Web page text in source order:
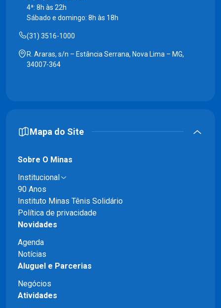
4ª: 8h às 22h
Sábado e domingo: 8h às 18h
(31) 3516-1000
R. Araras, s/n – Estância Serrana, Nova Lima – MG,
34007-364
Mapa do Site
Sobre O Minas
Institucional
90 Anos
Instituto Minas Tênis Solidário
Política de privacidade
Novidades
Agenda
Notícias
Aluguel e Parcerias
Negócios
Atividades